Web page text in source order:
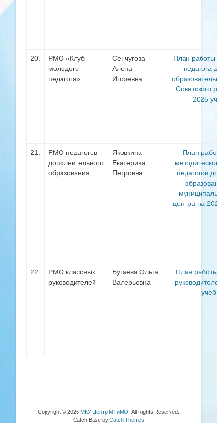
20.
РМО «Клуб
молодого
педагога»
Сенчугова
Алена
Игоревна
План работы
педагога
Советского
2025
21.
РМО педагогов
дополнительного
образования
Яковкина
Екатерина
Петровна
План
педагогов
центра на
22.
РМО классных
руководителей
Бугаева Ольга
Валерьевна
План
Copyright © 2026 МКУ Центр МТиМО . All Rights Reserved.
Catch Base by Catch Themes